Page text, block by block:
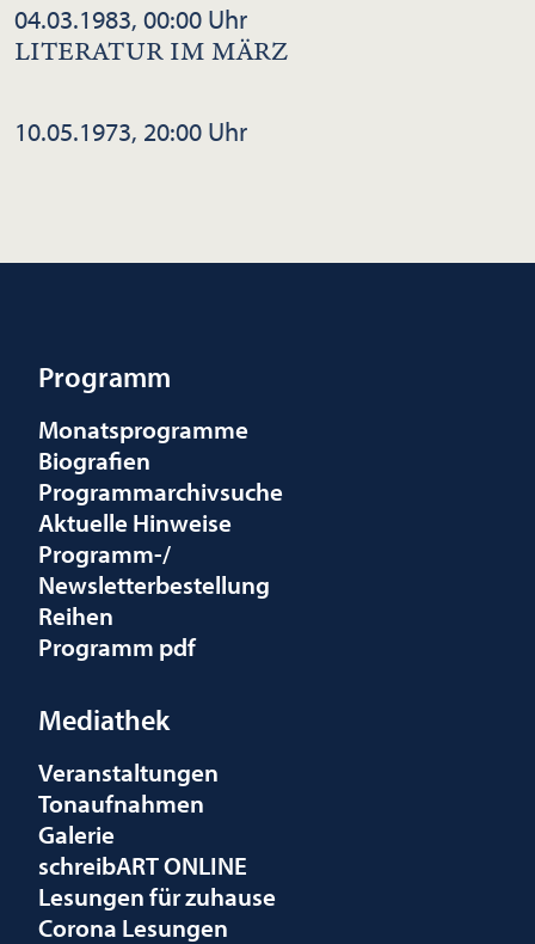
04.03.1983, 00:00 Uhr
LITERATUR IM MÄRZ
10.05.1973, 20:00 Uhr
Programm
Monatsprogramme
Biografien
Programmarchivsuche
Aktuelle Hinweise
Programm-/
Newsletterbestellung
Reihen
Programm pdf
Mediathek
Veranstaltungen
Tonaufnahmen
Galerie
schreibART ONLINE
Lesungen für zuhause
Corona Lesungen